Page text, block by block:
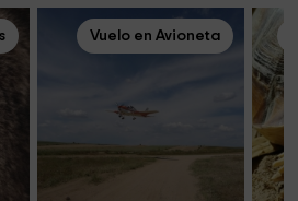
Vuelo en Avioneta